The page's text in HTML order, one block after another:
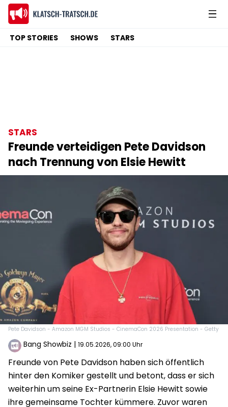
TOP STORIES SHOWS STARS
STARS
Freunde verteidigen Pete Davidson
nach Trennung von Elsie Hewitt
Pete Davidson - Amazon MGM Studios - CinemaCon 2026 Presentation - Getty
Bang Showbiz | 19.05.2026, 09:00 Uhr
Freunde von Pete Davidson haben sich öffentlich
hinter den Komiker gestellt und betont, dass er sich
weiterhin um seine Ex-Partnerin Elsie Hewitt sowie
ihre gemeinsame Tochter kümmere. Zuvor waren